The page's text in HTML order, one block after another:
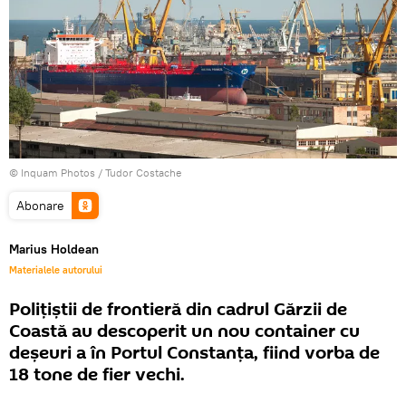
© Inquam Photos / Tudor Costache
Abonare
Marius Holdean
Materialele autorului
Polițiștii de frontieră din cadrul Gărzii de
Coastă au descoperit un nou container cu
deșeuri a în Portul Constanța, fiind vorba de
18 tone de fier vechi.